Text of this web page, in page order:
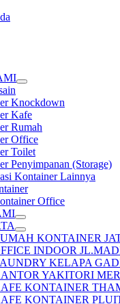
Knockdown
Kafe
Rumah
Office
Toilet
Penyimpanan (Storage)
Kontainer Lainnya
Office
KONTAINER
INDOOR
KELAPA
YAKITORI
KONTAINER
KONTAINER